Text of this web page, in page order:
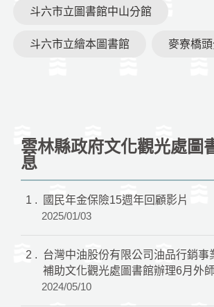
斗六市立圖書館中山分館
斗六市立繪本圖書館 麥寮橋
雲林縣政府文化觀光處圖
息
1
國民年金保險15週年回顧影片
2025/01/03
2
台灣中油股份有限公司油品行銷事
補助文化觀光處圖書館辦理6月外
2024/05/10